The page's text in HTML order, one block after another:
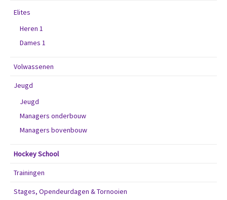
Elites
Heren 1
Dames 1
Volwassenen
Jeugd
Jeugd
Managers onderbouw
Managers bovenbouw
Hockey School
Trainingen
Stages, Opendeurdagen & Tornooien